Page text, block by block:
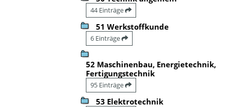
44 Einträge
51 Werkstoffkunde
6 Einträge
52 Maschinenbau, Energietechnik,
Fertigungstechnik
95 Einträge
53 Elektrotechnik